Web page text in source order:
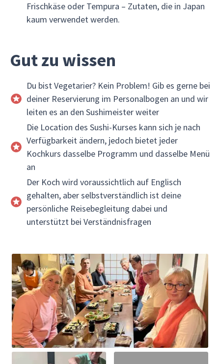
Frischkäse oder Tempura – Zutaten, die in Japan
kaum verwendet werden.
Gut zu wissen
Du bist Vegetarier? Kein Problem! Gib es gerne bei
deiner Reservierung im Personalbogen an und wir
leiten es an den Sushimeister weiter
Die Location des Sushi-Kurses kann sich je nach
Verfügbarkeit ändern, jedoch bietet jeder
Kochkurs dasselbe Programm und dasselbe Menü
an
Der Koch wird voraussichtlich auf Englisch
gehalten, aber selbstverständlich ist deine
persönliche Reisebegleitung dabei und
unterstützt bei Verständnisfragen